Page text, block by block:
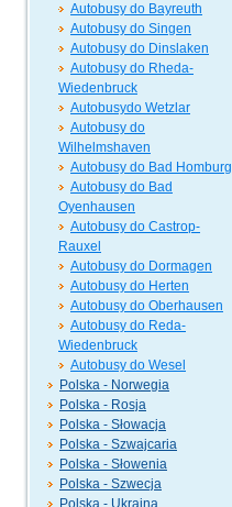
Autobusy do Bayreuth
Autobusy do Singen
Autobusy do Dinslaken
Autobusy do Rheda-
Wiedenbruck
Autobusydo Wetzlar
Autobusy do
Wilhelmshaven
Autobusy do Bad Homburg
Autobusy do Bad
Oyenhausen
Autobusy do Castrop-
Rauxel
Autobusy do Dormagen
Autobusy do Herten
Autobusy do Oberhausen
Autobusy do Reda-
Wiedenbruck
Autobusy do Wesel
Polska - Norwegia
Polska - Rosja
Polska - Słowacja
Polska - Szwajcaria
Polska - Słowenia
Polska - Szwecja
Polska - Ukraina